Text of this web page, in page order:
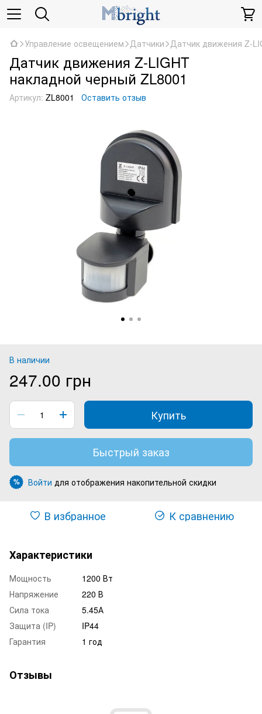
Управление освещением Датчики Датчик движения Z-
Датчик движения Z-LIGHT
накладной черный ZL8001
Артикул: ZL8001 Оставить отзыв
В наличии
247.00 грн
Купить
Быстрый заказ
% Войти для отображения накопительной скидки
В избранное К сравнению
Характеристики
Мощность
1200 Вт
Напряжение
220 В
Сила тока
5.45А
Защита (IP)
IP44
Гарантия
1 год
Отзывы